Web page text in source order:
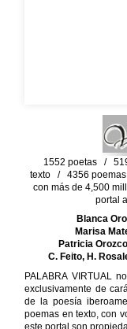
1552 poetas /
texto / 4356
con más de 4,500
portal
Blanca
Marisa
Patricia
C. Feito, H.
PALABRA VIRTUAL
exclusivamente de
de la poesía
poemas en texto, con
este portal son